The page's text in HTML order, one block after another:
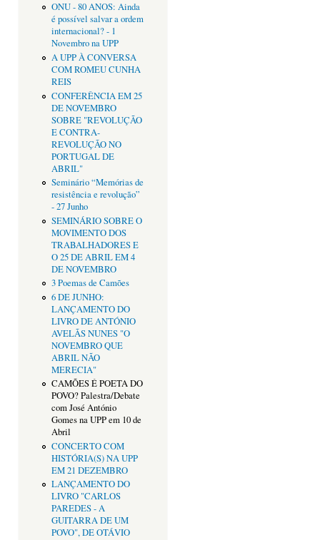
ONU - 80 ANOS: Ainda
é possível salvar a ordem
internacional? - 1
Novembro na UPP
A UPP À CONVERSA
COM ROMEU CUNHA
REIS
CONFERÊNCIA EM 25
DE NOVEMBRO
SOBRE "REVOLUÇÃO
E CONTRA-
REVOLUÇÃO NO
PORTUGAL DE
ABRIL"
Seminário “Memórias de
resistência e revolução”
- 27 Junho
SEMINÁRIO SOBRE O
MOVIMENTO DOS
TRABALHADORES E
O 25 DE ABRIL EM 4
DE NOVEMBRO
3 Poemas de Camões
6 DE JUNHO:
LANÇAMENTO DO
LIVRO DE ANTÓNIO
AVELÃS NUNES "O
NOVEMBRO QUE
ABRIL NÃO
MERECIA"
CAMÕES É POETA DO
POVO? Palestra/Debate
com José António
Gomes na UPP em 10 de
Abril
CONCERTO COM
HISTÓRIA(S) NA UPP
EM 21 DEZEMBRO
LANÇAMENTO DO
LIVRO "CARLOS
PAREDES - A
GUITARRA DE UM
POVO", DE OTÁVIO